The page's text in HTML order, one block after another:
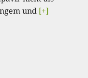
und [+]